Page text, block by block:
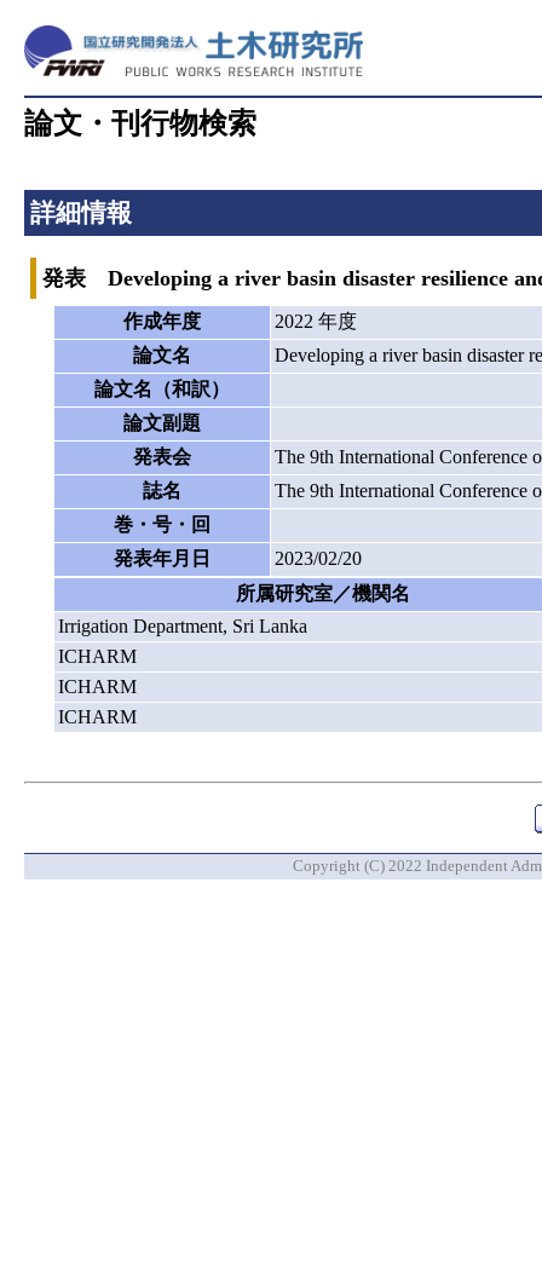
論文・刊行物検索
詳細情報
発表 Developing a river basin disaster resilience
作成年度
2022 年度
論文名
Developing a river basin disaster
論文名（和訳）
論文副題
発表会
The 9th International Conference
誌名
The 9th International Conference
巻・号・回
発表年月日
2023/02/20
所属研究室／機関名
Irrigation Department, Sri Lanka
ICHARM
ICHARM
ICHARM
Copyright (C) 2022 Independent